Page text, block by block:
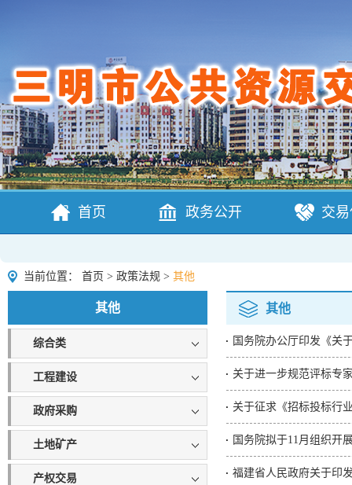
首页 政务公开 交
当前位置： 首页 > 政策法规 > 其他
其他
综合类
工程建设
政府采购
土地矿产
产权交易
其他
国务院办公厅印发《关
关于进一步规范评标专
国务院拟于11月组织开
福建省人民政府关于印